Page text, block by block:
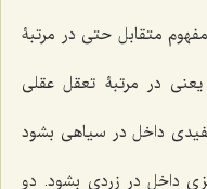
متقابل حتی در مرتبۀ
در مرتبۀ تعقل عقلی
داخل در سیاهی بشود
داخل در زردی بشود. دو